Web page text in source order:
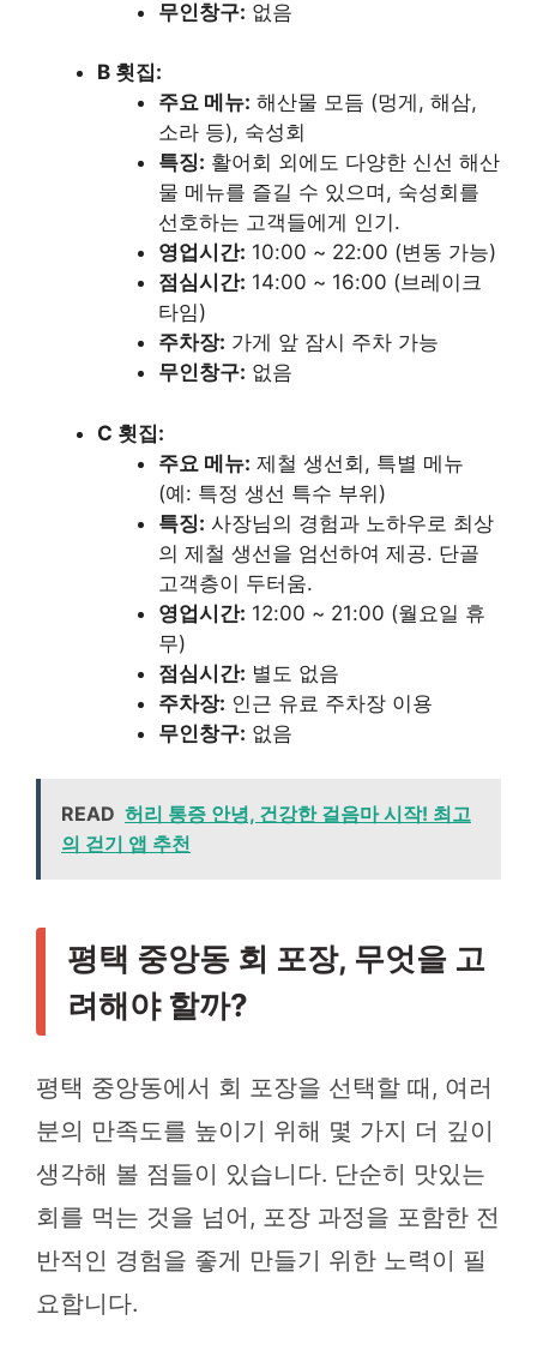
무인창구: 없음
B 횟집:
주요 메뉴: 해산물 모듬 (멍게, 해삼,
소라 등), 숙성회
특징: 활어회 외에도 다양한 신선 해산
물 메뉴를 즐길 수 있으며, 숙성회를
선호하는 고객들에게 인기.
영업시간: 10:00 ~ 22:00 (변동 가능)
점심시간: 14:00 ~ 16:00 (브레이크
타임)
주차장: 가게 앞 잠시 주차 가능
무인창구: 없음
C 횟집:
주요 메뉴: 제철 생선회, 특별 메뉴
(예: 특정 생선 특수 부위)
특징: 사장님의 경험과 노하우로 최상
의 제철 생선을 엄선하여 제공. 단골
고객층이 두터움.
영업시간: 12:00 ~ 21:00 (월요일 휴
무)
점심시간: 별도 없음
주차장: 인근 유료 주차장 이용
무인창구: 없음
READ 허리 통증 안녕, 건강한 걸음마 시작! 최고
의 걷기 앱 추천
평택 중앙동 회 포장, 무엇을 고
려해야 할까?
평택 중앙동에서 회 포장을 선택할 때, 여러
분의 만족도를 높이기 위해 몇 가지 더 깊이
생각해 볼 점들이 있습니다. 단순히 맛있는
회를 먹는 것을 넘어, 포장 과정을 포함한 전
반적인 경험을 좋게 만들기 위한 노력이 필
요합니다.